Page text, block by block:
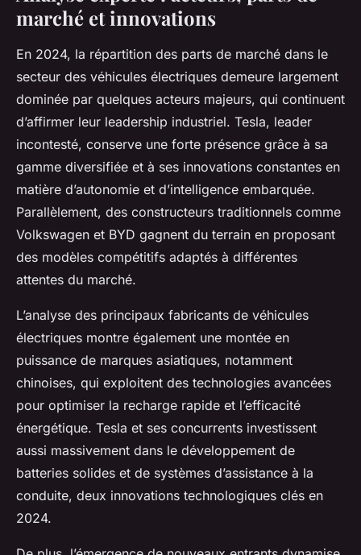
marché et innovations
En 2024, la répartition des parts de marché dans le
secteur des véhicules électriques demeure largement
dominée par quelques acteurs majeurs, qui continuent
d’affirmer leur leadership industriel. Tesla, leader
incontesté, conserve une forte présence grâce à sa
gamme diversifiée et à ses innovations constantes en
matière d’autonomie et d’intelligence embarquée.
Parallèlement, des constructeurs traditionnels comme
Volkswagen et BYD gagnent du terrain en proposant
des modèles compétitifs adaptés à différentes
attentes du marché.
L’analyse des principaux fabricants de véhicules
électriques montre également une montée en
puissance de marques asiatiques, notamment
chinoises, qui exploitent des technologies avancées
pour optimiser la recharge rapide et l’efficacité
énergétique. Tesla et ses concurrents investissent
aussi massivement dans le développement de
batteries solides et de systèmes d’assistance à la
conduite, deux innovations technologiques clés en
2024.